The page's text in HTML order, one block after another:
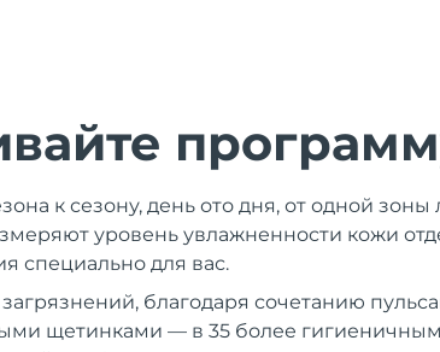
к сезону, день ото дня, от одной
уровень увлажненности кожи
специально для вас.
благодаря сочетанию
щетинками — в 35 более